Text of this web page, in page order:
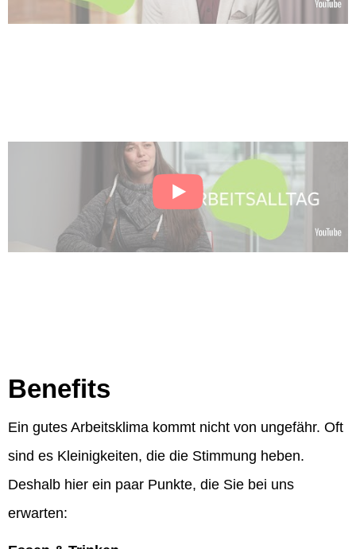
Benefits
Ein gutes Arbeitsklima kommt nicht von ungefähr. Oft
sind es Kleinigkeiten, die die Stimmung heben.
Deshalb hier ein paar Punkte, die Sie bei uns
erwarten: